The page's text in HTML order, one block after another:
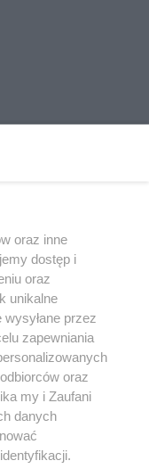
być powielany i
jakikolwiek sposób (w
polu
w
Jakiekolwiek użycie lub
naruszeniem prawa,
kary i może być
oraz inne
dostęp i
oraz
unikalne
przez
zapewniania
oraz
my i Zaufani
danych